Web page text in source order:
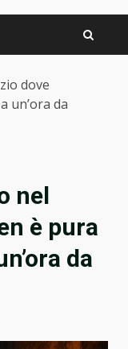
dove
un’ora da
nel
è pura
da